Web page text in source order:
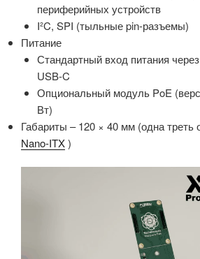
периферийных устройств
I²C, SPI (тыльные pin-разъемы)
Питание
Стандартный вход питания
USB-C
Опциональный модуль PoE
Вт)
Габариты – 120 × 40 мм (одна треть
Nano-ITX)